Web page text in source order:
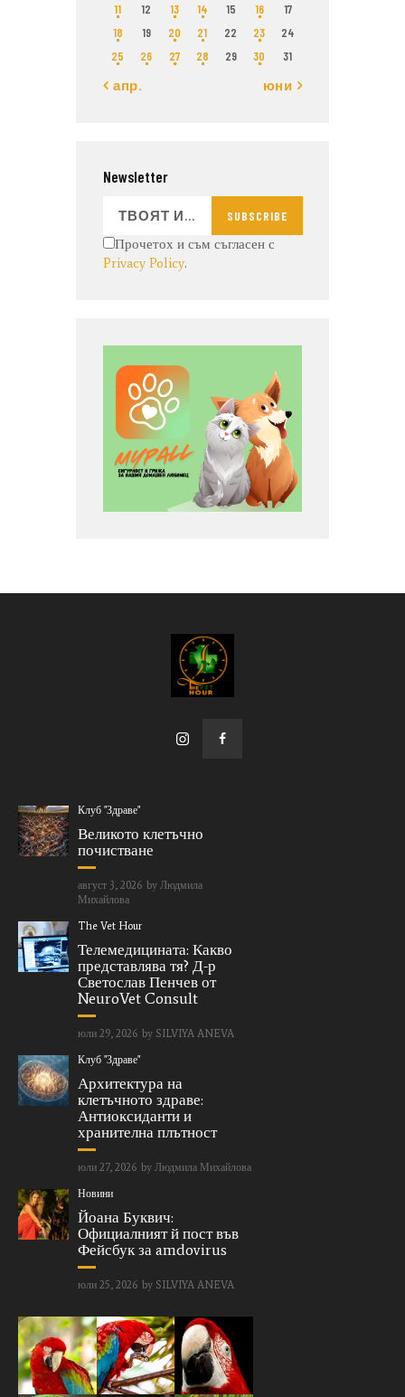
11
12 13 14 15 16
17
18
19 20 21 22 23
24
25
26 27 28 29 30 31
« апр. юни »
Newsletter
SUBSCRIBE
Прочетох и съм съгласен с
Privacy Policy.
Клуб "Здраве"
Великото клетъчно
почистване
август 3, 2026 by Людмила
Михайлова
The Vet Hour
Телемедицината: Какво
представлява тя? Д-р
Светослав Пенчев от
NeuroVet Consult
юли 29, 2026 by SILVIYA ANEVA
Клуб "Здраве"
Архитектура на
клетъчното здраве:
Антиоксиданти и
хранителна плътност
юли 27, 2026 by Людмила Михайлова
Новини
Йоана Буквич:
Официалният й пост във
Фейсбук за amdovirus
юли 25, 2026 by SILVIYA ANEVA